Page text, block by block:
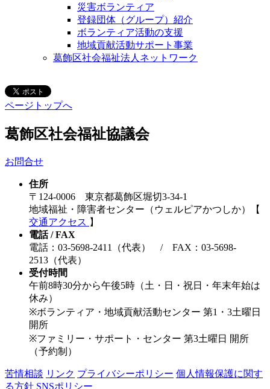
災害ボランティア
登録団体（グループ）紹介
ボランティア活動の支援
地域貢献活動サポート事業
葛飾区社会福祉法人ネットワーク
ページトップへ
葛飾区社会福祉協議会
お問合せ
住所
〒124-0006 東京都葛飾区堀切3-34-1
地域福祉・障害者センター（ウェルピアかつしか）【
交通アクセス 】
電話 / FAX
電話：03-5698-2411（代表） / FAX：03-5698-
2513（代表）
受付時間
午前8時30分から午後5時（土・日・祝日・年末年始は
休み）
※ボランティア・地域貢献活動センター 第1・3土曜日
開所
※ファミリー・サポート・センター 第3土曜日 開所
（予約制）
苦情相談 リンク プライバシーポリシー 個人情報保護に関す
る方針 SNSポリシー